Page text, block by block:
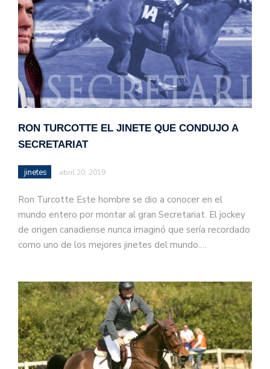
RON TURCOTTE EL JINETE QUE CONDUJO A
SECRETARIAT
jinetes abril 20, 2019
Ron Turcotte Este hombre se dio a conocer en el
mundo entero por montar al gran Secretariat. El jockey
de origen canadiense nunca imaginó que sería recordado
como uno de los mejores jinetes del mundo.…